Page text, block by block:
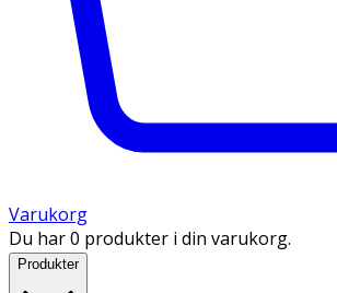
Varukorg
Du har 0 produkter i din varukorg.
Produkter